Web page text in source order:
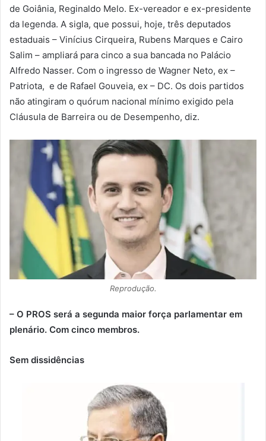
de Goiânia, Reginaldo Melo. Ex-vereador e ex-presidente
da legenda. A sigla, que possui, hoje, três deputados
estaduais – Vinícius Cirqueira, Rubens Marques e Cairo
Salim – ampliará para cinco a sua bancada no Palácio
Alfredo Nasser. Com o ingresso de Wagner Neto, ex –
Patriota, e de Rafael Gouveia, ex – DC. Os dois partidos
não atingiram o quórum nacional mínimo exigido pela
Cláusula de Barreira ou de Desempenho, diz.
Reprodução.
– O PROS será a segunda maior força parlamentar em
plenário. Com cinco membros.
Sem dissidências